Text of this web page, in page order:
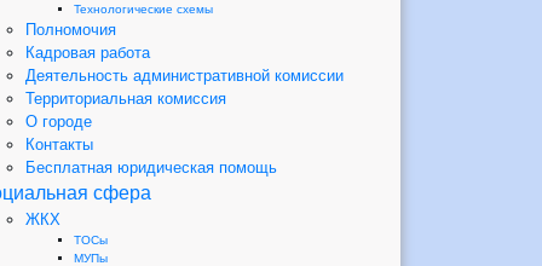
Технологические схемы
Полномочия
Кадровая работа
Деятельность административной комиссии
Территориальная комиссия
О городе
Контакты
Бесплатная юридическая помощь
сфера
ЖКХ
ТОСы
МУПы